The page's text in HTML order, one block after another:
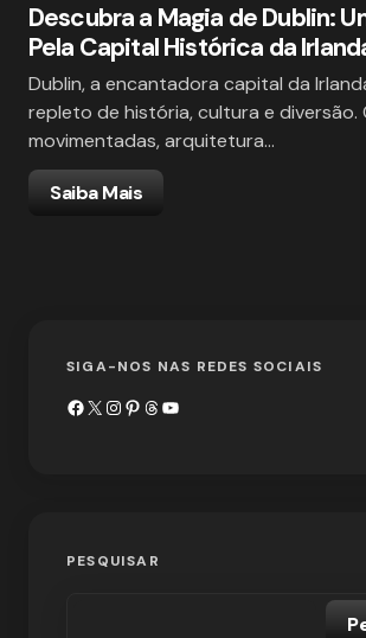
Descubra a Magia de Dublin:
Pela Capital Histórica da
Dublin, a encantadora capital da
repleto de história, cultura e diversão.
movimentadas, arquitetura…
Saiba Mais
SIGA-NOS NAS REDES SOCIAIS
PESQUISAR